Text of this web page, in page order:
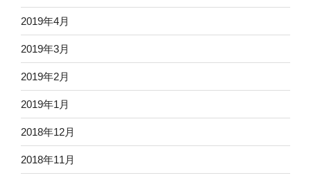
2019年4月
2019年3月
2019年2月
2019年1月
2018年12月
2018年11月